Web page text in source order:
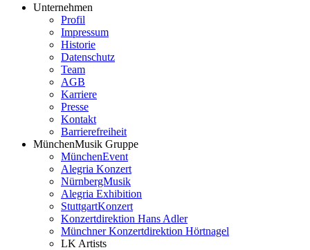
Unternehmen
Profil
Impressum
Historie
Datenschutz
Team
AGB
Karriere
Presse
Kontakt
Barrierefreiheit
MünchenMusik Gruppe
MünchenEvent
Alegria Konzert
NürnbergMusik
Alegria Exhibition
StuttgartKonzert
Konzertdirektion Hans Adler
Münchner Konzertdirektion Hörtnagel
LK Artists